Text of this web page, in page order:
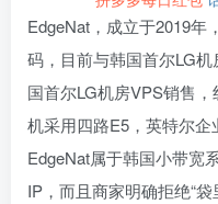
EdgeNat，成立于2019年
码，目前与韩国首尔LG
国首尔LG机房VPS销售
机采用四路E5，英特尔企
EdgeNat属于韩国小带宽
IP，而且商家明确拒绝“